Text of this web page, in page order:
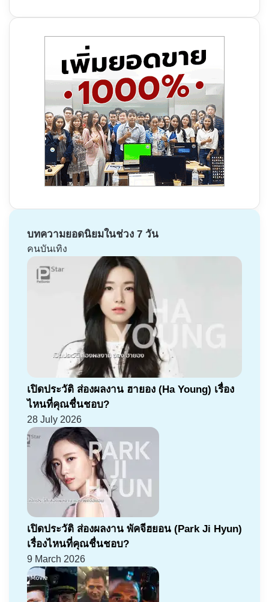
บทความยอดนิยมในช่วง 7 วัน
คนบันเทิง
เปิดประวัติ ส่องผลงาน ฮายอง (Ha Young) เรื่อง
ไหนที่คุณชื่นชอบ?
28 July 2026
เปิดประวัติ ส่องผลงาน พัคจีฮยอน (Park Ji Hyun)
เรื่องไหนที่คุณชื่นชอบ?
9 March 2026